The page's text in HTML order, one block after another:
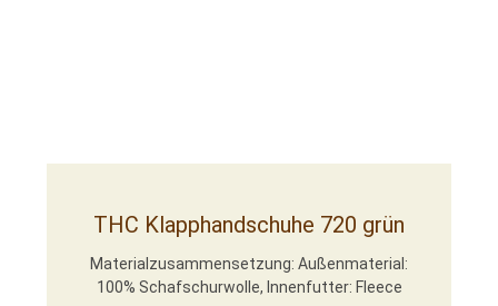
THC Klapphandschuhe 720 grün
Materialzusammensetzung: Außenmaterial:
100% Schafschurwolle, Innenfutter: Fleece